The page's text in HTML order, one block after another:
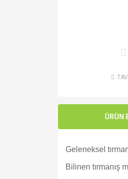
ÜRÜN
Geleneksel
Bilinen tırmanış